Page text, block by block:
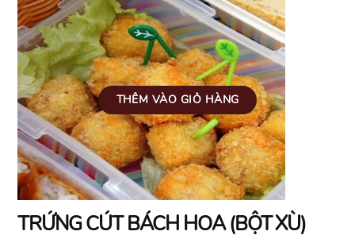
TRỨNG CÚT BÁCH HOA (BỘT XÙ)
THÊM VÀO GIỎ HÀNG